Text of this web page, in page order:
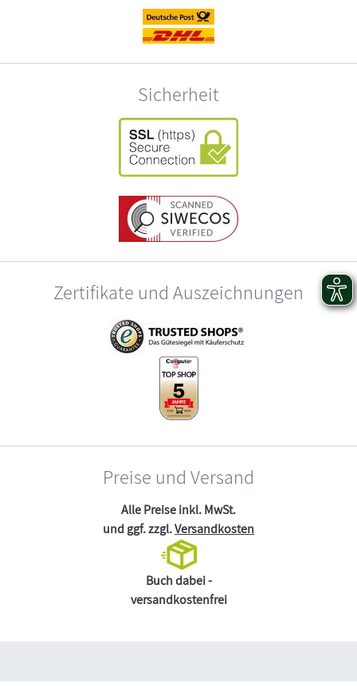
Sicherheit
Zertifikate und Auszeichnungen
Preise und Versand
Alle Preise inkl. MwSt.
und ggf. zzgl.Versandkosten
Buch dabei -
versandkostenfrei